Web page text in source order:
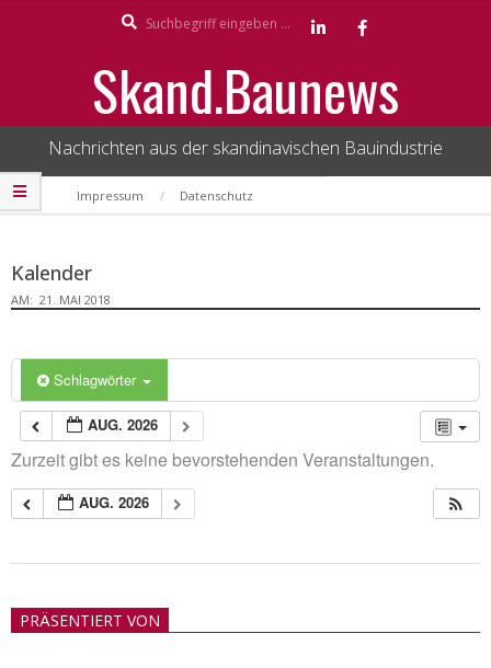
Skand.Baunews
Nachrichten aus der skandinavischen Bauindustrie
Secondary
Navigation
Impressum Datenschutz
Kalender
AM: 21. MAI 2018
Schlagwörter
AUG. 2026
Zurzeit gibt es keine bevorstehenden Veranstaltungen.
AUG. 2026
21PRÄSENTIERT VON